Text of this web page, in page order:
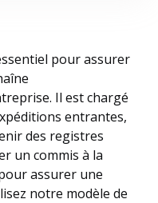
pour assurer
Il est chargé
entrantes,
des registres
un commis à la
assurer une
notre modèle de